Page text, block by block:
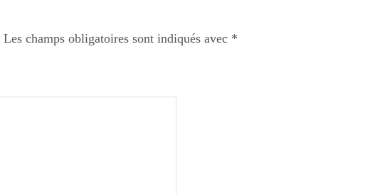
Les champs obligatoires sont indiqués avec *